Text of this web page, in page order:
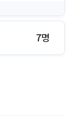
7명